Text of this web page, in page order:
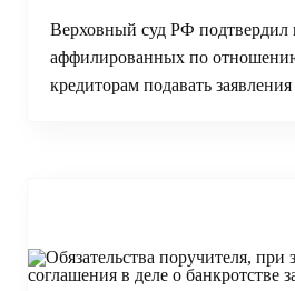
Верховный суд РФ подтвердил
аффилированных по
кредиторам подавать